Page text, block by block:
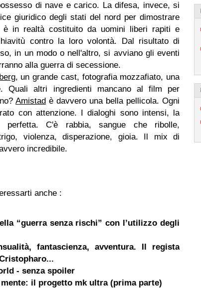
di nave e carico. La difesa, invece, si
giuridico degli stati del nord per dimostrare
in realtà costituito da uomini liberi rapiti e
contro la loro volontà. Dal risultato di
in un modo o nell'altro, si avviano gli eventi
alla guerra di secessione.
, un grande cast, fotografia mozzafiato, una
Quali altri ingredienti mancano al film per
Amistad è davvero una bella pellicola. Ogni
con attenzione. I dialoghi sono intensi, la
perfetta. C'è rabbia, sangue che ribolle,
violenza, disperazione, gioia. Il mix di
incredibile.
anche :
“guerra senza rischi” con l’utilizzo degli
fantascienza, avventura. Il regista
- senza spoiler
il progetto mk ultra (prima parte)